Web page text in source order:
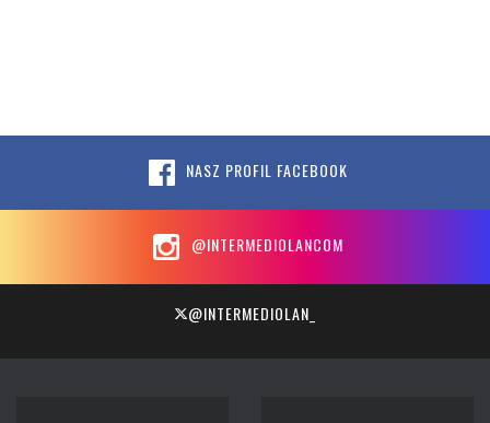
NASZ PROFIL FACEBOOK
@INTERMEDIOLANCOM
@INTERMEDIOLAN_